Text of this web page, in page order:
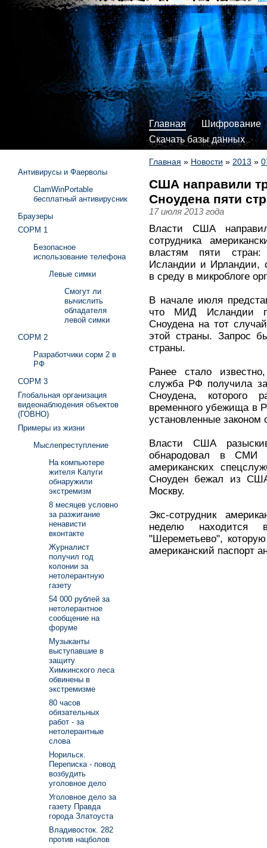
Главная
Шифрование
Скачать базы данных
Главная » Новости » 2013 »
США направили
Сноудена пяти
17 июля 2013 года
Власти США
сотрудника
властям пяти стран:
Исландии и Ирландии,
в среду в микроблоге
В начале июля
что МИД Исландии
Сноудена на тот
этой страны. Запрос
страны.
Ранее стало
служба РФ получила
Сноудена, которого
временного убежища в
установленные законом
Власти США
обнародовал в СМИ
американских
Сноуден бежал из
Москву.
Экс-сотрудник
неделю находится
"Шереметьево",
американский паспорт
Антивирусы и Фаерволы
ClamWinPortable
бесплатный антивирусник
Браузеры
СОРМ 1
Безопасное
использование телефона
Левые симки
Смогут ли
вычислить
обладателя
левой симки
СОРМ 2
Разработчики сорм 2 в
РФ
СОРМ 3
Глобальная организация
видеонаблюдения объектов
(ГОВНО)
Примеры из жизни
Мыслепреступление
На компьютере
жителя Калуги
обнаружили
экстремизм
8 месяцев условно
за разжигание
ненависти
вконтакте
Журналист
получил год
колонии за
нетолерантную
газету
54 000 рублей за
нетолерантное
сообщение на
форуме
Музыканты
выступавшие в
защиту
Химкинского леса
обвинены в
экстремизме
80 часов
обязательных
работ - за
нетолерантные
слова
Норильск.
Переписка - повод
возбудить
уголовное дело
Уголовное дело за
газету Правда
города Златоуста
Владивосток. 282
против нацболов